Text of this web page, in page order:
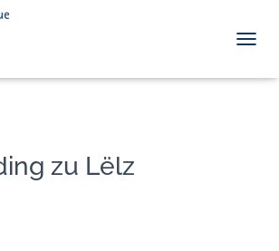
zu Lëlz